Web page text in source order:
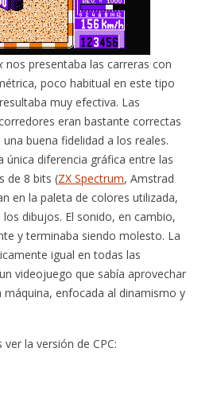
nos presentaba las carreras con
poco habitual en este tipo
muy efectiva. Las
eran bastante correctas
buena fidelidad a los reales.
única diferencia gráfica entre las
de 8 bits (ZX Spectrum, Amstrad
en la paleta de colores utilizada,
dibujos. El sonido, en cambio,
y terminaba siendo molesto. La
igual en todas las
videojuego que sabía aprovechar
máquina, enfocada al dinamismo y
la versión de CPC: